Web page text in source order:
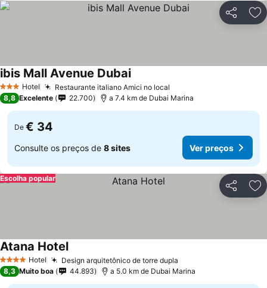
Partilhar
3 EstrelasHotel Restaurante italiano Amici no local
ibis Mall Avenue DubaiVer preços
8,8 Excelente 22.700 a 7.4 km de Dubai Marina
De € 34
Consulte os preços de 8 sites Ver preços
Partilhar
Escolha popular
4 EstrelasHotel Design arquitetônico de torre dupla
Atana HotelVer preços
8,3 Muito boa 44.893 a 5.0 km de Dubai Marina